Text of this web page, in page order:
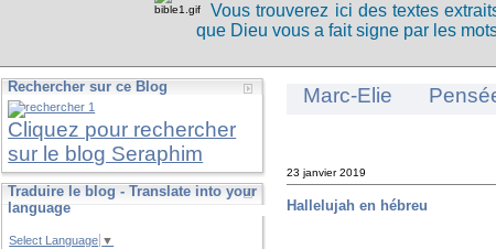
Vous trouverez ici des textes
que Dieu vous a fait signe par les
Rechercher sur ce Blog
Cliquez pour rechercher
sur le blog Seraphim
Traduire le blog - Translate into your
language
Select Language ▼
Marc-Elie
23 janvier 2019
Hallelujah en hébreu